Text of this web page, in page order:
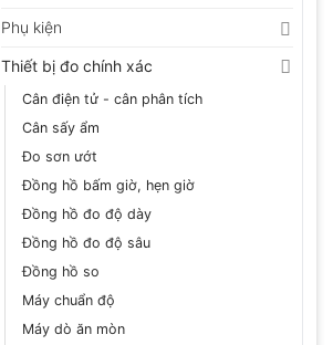
Phụ kiện
Thiết bị đo chính xác
Cân điện tử - cân phân tích
Cân sấy ẩm
Đo sơn ướt
Đồng hồ bấm giờ, hẹn giờ
Đồng hồ đo độ dày
Đồng hồ đo độ sâu
Đồng hồ so
Máy chuẩn độ
Máy dò ăn mòn